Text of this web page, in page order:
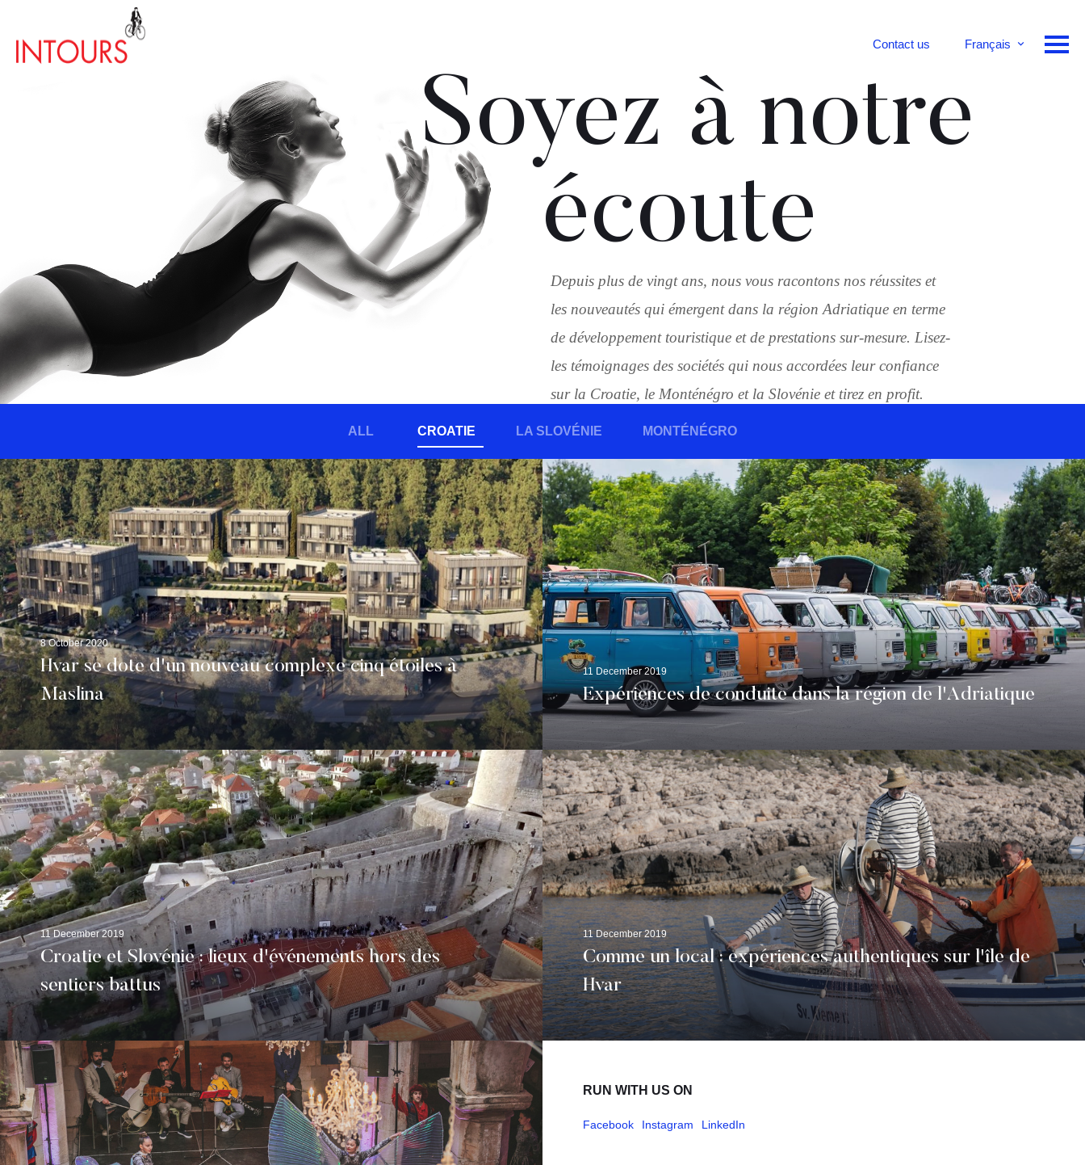
Contact us
Français
Soyez à notre
écoute
Depuis plus de vingt ans, nous vous racontons nos réussites et
les nouveautés qui émergent dans la région Adriatique en terme
de développement touristique et de prestations sur-mesure. Lisez-
les témoignages des sociétés qui nous accordées leur confiance
sur la Croatie, le Monténégro et la Slovénie et tirez en profit.
ALL CROATIE LA SLOVÉNIE MONTÉNÉGRO
8 October 2020
Hvar se dote d'un nouveau complexe cinq étoiles à
Maslina
11 December 2019
Expériences de conduite dans la région de l'Adriatique
11 December 2019
Croatie et Slovénie : lieux d'événements hors des
sentiers battus
11 December 2019
Comme un local : expériences authentiques sur l'île de
Hvar
RUN WITH US ON
Facebook Instagram LinkedIn